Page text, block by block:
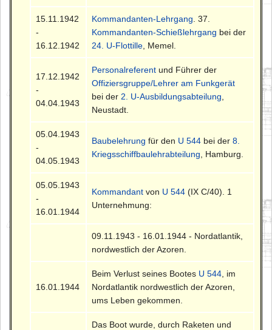
15.11.1942
-
16.12.1942
Kommandanten-Lehrgang . 37.
Kommandanten-Schießlehrgang bei der
24. U-Flottille , Memel.
17.12.1942
-
04.04.1943
Personalreferent und Führer der
Offiziersgruppe/Lehrer am Funkgerät
bei der 2. U-Ausbildungsabteilung
Neustadt.
05.04.1943
-
04.05.1943
Baubelehrung für den U 544 bei der8.
Kriegsschiffbaulehrabteilung , Hamburg.
05.05.1943
-
16.01.1944
Kommandant von U 544 (IX C/40). 1
Unternehmung:
09.11.1943 - 16.01.1944 - Nordatlantik,
nordwestlich der Azoren.
16.01.1944
Beim Verlust seines Bootes U 544 , im
Nordatlantik nordwestlich der Azoren,
ums Leben gekommen.
Das Boot wurde, durch Raketen und